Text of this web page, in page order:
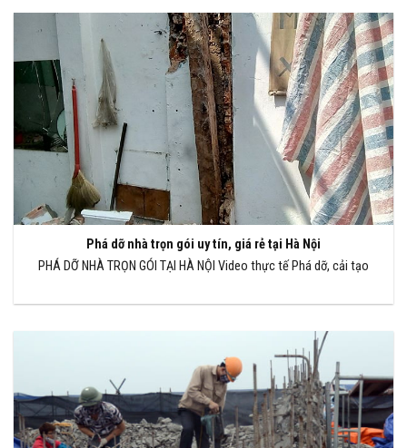
Phá dỡ nhà trọn gói uy tín, giá rẻ tại Hà Nội
PHÁ DỠ NHÀ TRỌN GÓI TẠI HÀ NỘI Video thực tế Phá dỡ, cải tạo